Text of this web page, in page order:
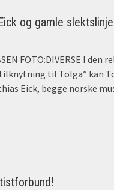
og gamle
FOTO:DIVERSE I
tilknytning til Tolga” kan
Eick, begge norske